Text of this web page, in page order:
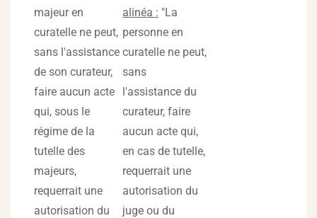
majeur en
curatelle ne peut,
sans l'assistance
de son curateur,
faire aucun acte
qui, sous le
régime de la
tutelle des
majeurs,
requerrait une
autorisation du
alinéa : "La
personne en
curatelle ne peut,
sans
l'assistance du
curateur, faire
aucun acte qui,
en cas de tutelle,
requerrait une
autorisation du
juge ou du